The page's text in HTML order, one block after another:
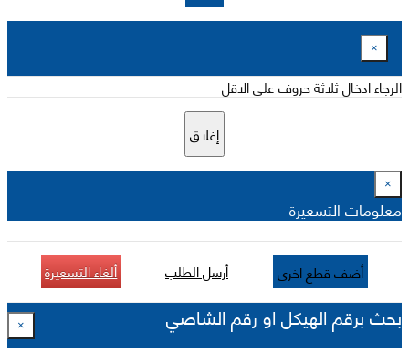
×
الرجاء ادخال ثلاثة حروف على الاقل
إغلاق
×
معلومات التسعيرة
أضف قطع اخرى أرسل الطلب ألغاء التسعيرة
بحث برقم الهيكل او رقم الشاصي ×